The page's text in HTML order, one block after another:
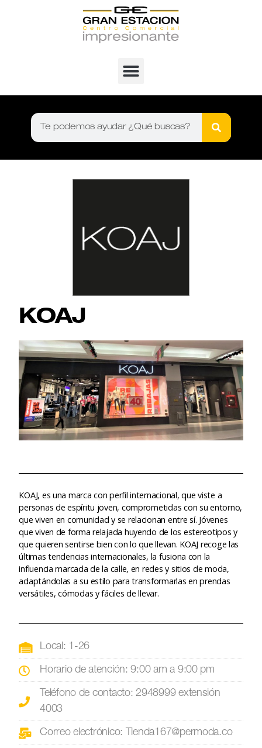
KOAJ
KOAJ, es una marca con perfil internacional, que viste a
personas de espíritu joven, comprometidas con su entorno,
que viven en comunidad y se relacionan entre sí. Jóvenes
que viven de forma relajada huyendo de los estereotipos y
que quieren sentirse bien con lo que llevan. KOAJ recoge las
últimas tendencias internacionales, la fusiona con la
influencia marcada de la calle, en redes y sitios de moda,
adaptándolas a su estilo para transformarlas en prendas
versátiles, cómodas y fáciles de llevar.
Local: 1-26
Horario de atención: 9:00 am a 9:00 pm
Teléfono de contacto: 2948999 extensión
4003
Correo electrónico: Tienda167@permoda.co